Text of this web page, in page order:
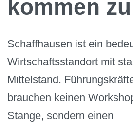
kommen
Schaffhausen ist ein
Wirtschaftsstandort mit
Mittelstand.
brauchen keinen
Stange, sondern einen